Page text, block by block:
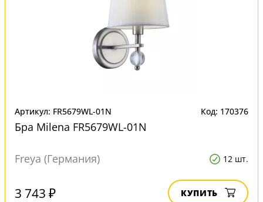
Артикул: FR5679WL-01N Код: 170376
Бра Milena FR5679WL-01N
Freya (Германия) 12 шт.
3 743 ₽ КУПИТЬ